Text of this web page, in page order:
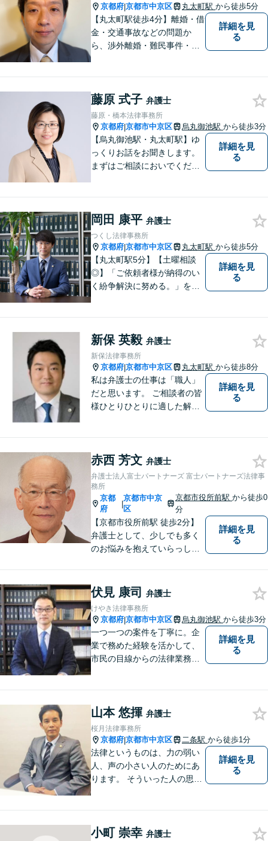
京都府|京都市中京区 丸太町駅 から徒歩5分
【丸太町駅徒歩4分】離婚・借
金・交通事故などの問題か
ら、渉外離婚・難民事件・医
待ちしています。
詳細を見
る
藤原 式子 弁護士
藤原・橋本法律事務所
京都府|京都市中京区 烏丸御池駅 から徒歩3分
【烏丸御池駅・丸太町駅】ゆ
っくりお話をお聞きします。
まずはご相談においでくださ
詳細を見
る
岡田 康平 弁護士
つくし法律事務所
京都府|京都市中京区 丸太町駅 から徒歩5分
【丸太町駅5分】【土曜相談
◎】「ご依頼者様が納得のい
く紛争解決に努める。」をモ
題、中小企業関連法務で多数
実績ございます。ぜひ皆様の
お悩みをお聞かせください。
詳細を見
る
新保 英毅 弁護士
新保法律事務所
京都府|京都市中京区 丸太町駅 から徒歩8分
私は弁護士の仕事は「職人」
だと思います。 ご相談者の皆
様ひとりひとりに適した解決
詳細を見
る
赤西 芳文 弁護士
弁護士法人富士パートナーズ 富士パートナーズ法律事
務所
京都
府
|
京都市中京
区
京都市役所前駅から徒歩0
分
【京都市役所前駅 徒歩2分】
弁護士として、少しでも多く
のお悩みを抱えていらっしゃ
せください。
詳細を見
る
伏見 康司 弁護士
けやき法律事務所
京都府|京都市中京区 烏丸御池駅 から徒歩3分
一つ一つの案件を丁寧に。企
業で務めた経験を活かして、
市民の目線からの法律業務を
詳細を見
る
山本 悠揮 弁護士
桜月法律事務所
京都府|京都市中京区 二条駅 から徒歩1分
法律というものは、力の弱い
人、声の小さい人のためにあ
ります。 そういった人の思い
目指します。
詳細を見
る
小町 崇幸 弁護士